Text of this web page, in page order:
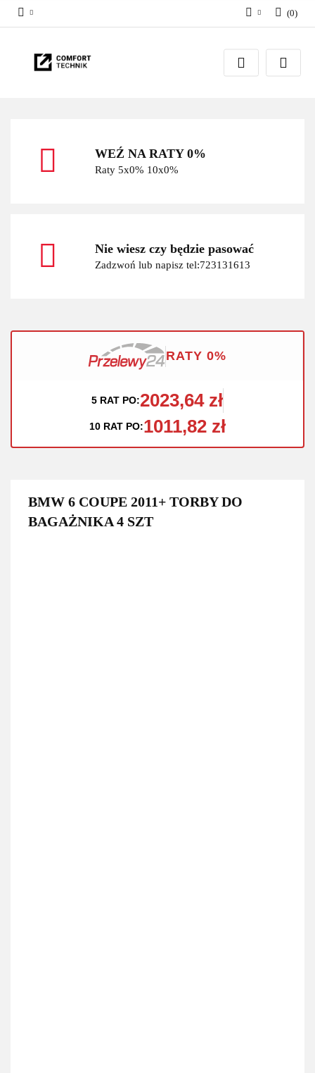
Zaloguj się
Zarejestruj się
(0)
WEŹ NA RATY 0%
Raty 5x0% 10x0%
Nie wiesz czy będzie pasować
Zadzwoń lub napisz tel:723131613
RATY 0%
5 RAT PO:2023,64 zł
10 RAT PO:1011,82 zł
BMW 6 COUPE 2011+ TORBY DO
BAGAŻNIKA 4 SZT